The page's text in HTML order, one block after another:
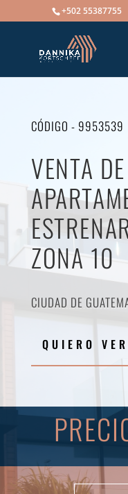
+502 55387755
CÓDIGO - 9953539
VENTA
ZONA 10
CIUDAD DE
QUIERO